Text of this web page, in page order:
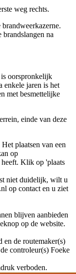
weg rechts.
brandweerkazerne.
na
oorspronkelijk
enkele jaren is het
met besmettelijke
einde van deze
plaatsen van een
op
Klik op 'plaats
niet duidelijk, wilt u
op contact en u ziet
blijven aanbieden
op de website.
en de routemaker(s)
controleur(s) Foeke
verboden.